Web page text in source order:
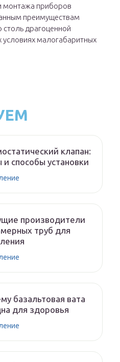
монтажа приборов
преимуществам
драгоценной
малогабаритных
клапан:
и способы установки
производители
труб для
базальтовая вата
для здоровья